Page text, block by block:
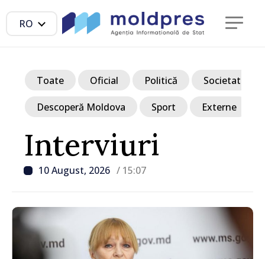
RO
Interviuri
10 August, 2026 / 15:07
Toate Oficial Politică Societate
Descoperă Moldova Sport Externe